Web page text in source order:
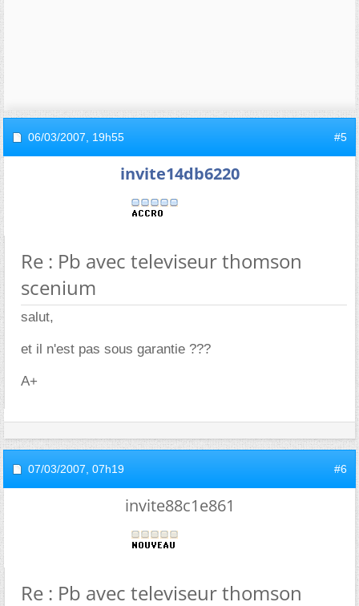
06/03/2007, 19h55 #5
invite14db6220
Re : Pb avec televiseur thomson
scenium
salut,
et il n'est pas sous garantie ???
A+
07/03/2007, 07h19 #6
invite88c1e861
Re : Pb avec televiseur thomson